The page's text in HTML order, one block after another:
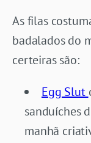
As filas
badalados do
certeiras são:
Egg Slut
sanduíches
manhã